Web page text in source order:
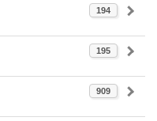
194
195
909